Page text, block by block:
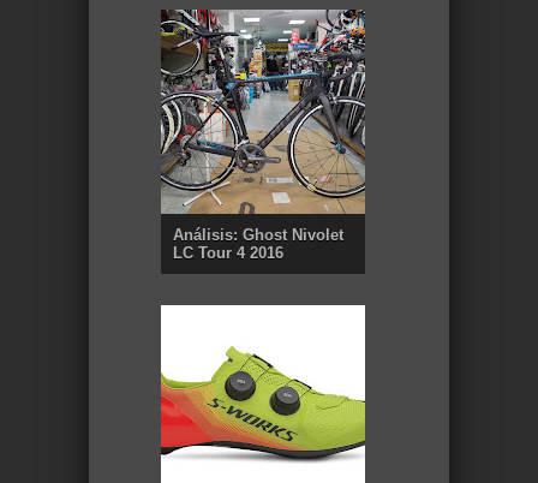
Análisis: Ghost Nivolet
LC Tour 4 2016